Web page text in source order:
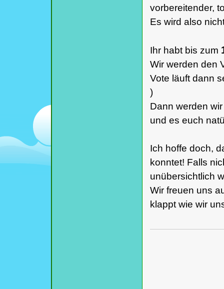
vorbereitender,
Es wird also
Ihr habt bis zum
Wir werden den
Vote läuft dann
)
Dann werden
und es euch
Ich hoffe doch,
konntet! Falls
unübersichtlich
Wir freuen uns
klappt wie wir